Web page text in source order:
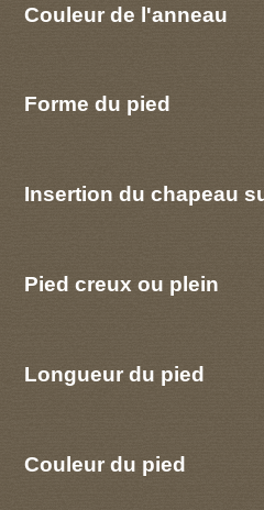
Couleur de l'anneau
Forme du pied
Insertion du chapeau
Pied creux ou plein
Longueur du pied
Couleur du pied